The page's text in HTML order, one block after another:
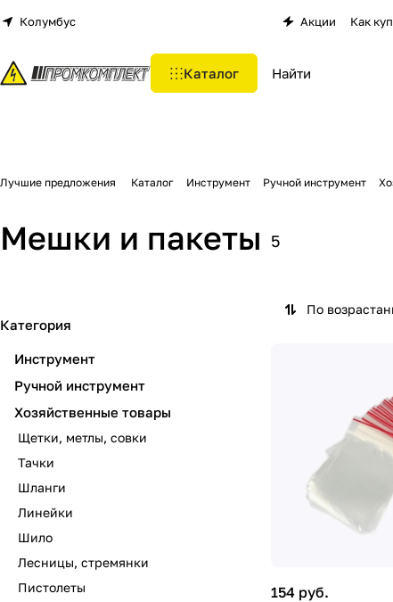
Колумбус Акции Как
Каталог
Лучшие предложения Каталог Инструмент Ручной инструмент
Мешки и пакеты 5
По
154 руб.
Категория
Инструмент
Ручной инструмент
Хозяйственные товары
Щетки, метлы, совки
Тачки
Шланги
Линейки
Шило
Лесницы, стремянки
Пистолеты